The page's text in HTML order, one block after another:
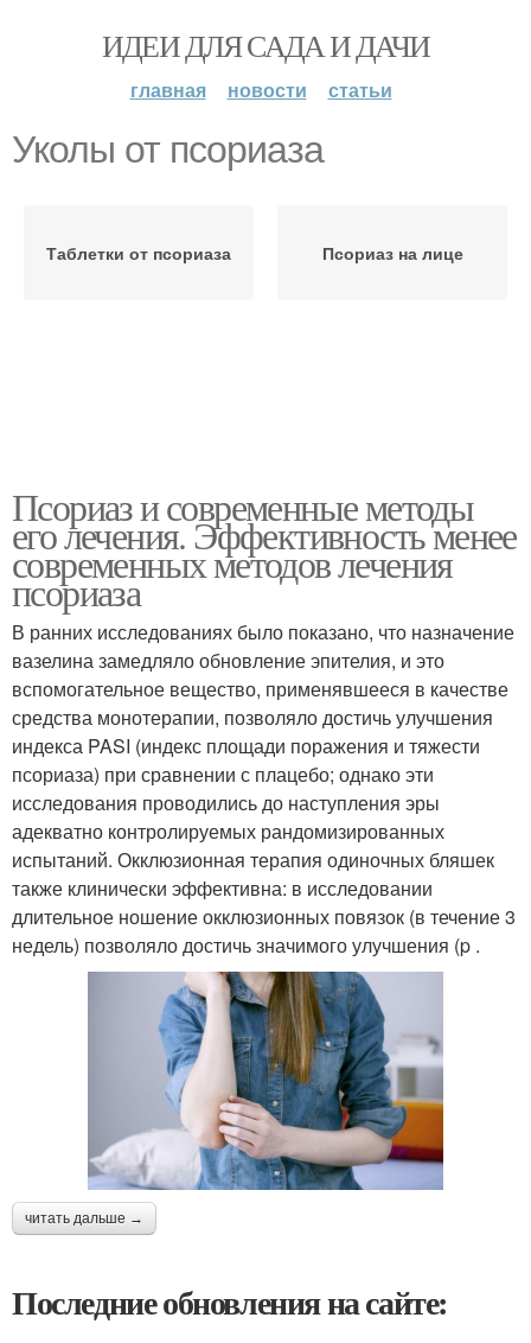
ИДЕИ ДЛЯ САДА И ДАЧИ
главная новости статьи
Уколы от псориаза
Таблетки от псориаза Псориаз на лице
Псориаз и современные методы
его лечения. Эффективность менее
современных методов лечения
псориаза
В ранних исследованиях было показано, что назначение
вазелина замедляло обновление эпителия, и это
вспомогательное вещество, применявшееся в качестве
средства монотерапии, позволяло достичь улучшения
индекса PASI (индекс площади поражения и тяжести
псориаза) при сравнении с плацебо; однако эти
исследования проводились до наступления эры
адекватно контролируемых рандомизированных
испытаний. Окклюзионная терапия одиночных бляшек
также клинически эффективна: в исследовании
длительное ношение окклюзионных повязок (в течение 3
недель) позволяло достичь значимого улучшения (p .
читать дальше →
Последние обновления на сайте: